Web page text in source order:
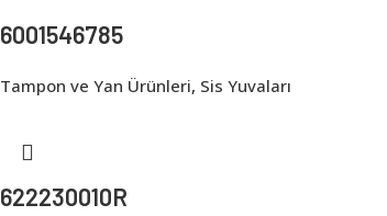
6001546785
Tampon ve Yan Ürünleri, Sis Yuvaları
622230010R